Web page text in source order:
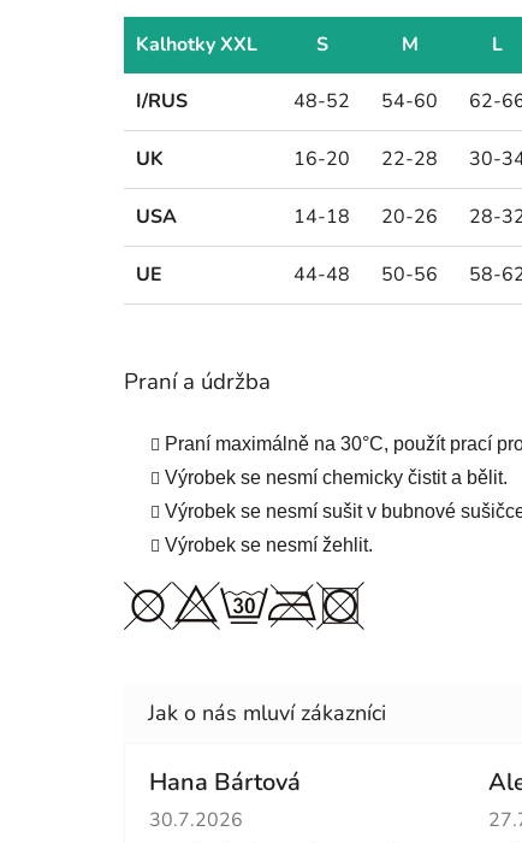
Kalhotky XXL S M L
I/RUS 48-52 54-60 62-
UK 16-20 22-28 30-
USA 14-18 20-26 28-
UE 44-48 50-56 58-
Praní a údržba
Praní maximálně na 30°C, použít prací
Výrobek se nesmí chemicky čistit a bělit.
Výrobek se nesmí sušit v bubnové
Výrobek se nesmí žehlit.
Hana Bártová
Hodnocení obchodu je 4 z 5 hvězdiček.
30.7.2026